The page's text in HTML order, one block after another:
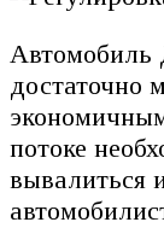
Автомобиль
достаточно
потоке
вывалиться